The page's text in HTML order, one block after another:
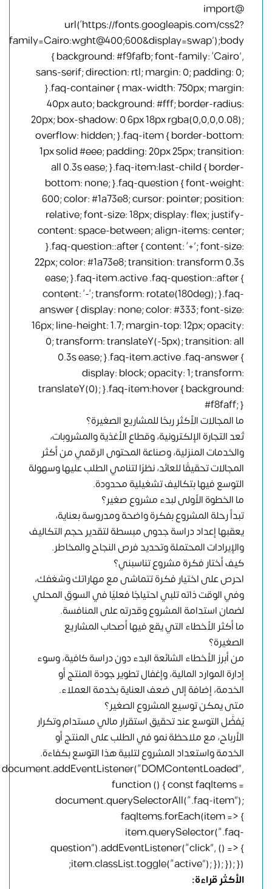
@import
url(‘https://fonts.googleapis.com/css2?
family=Cairo:wght@400;600&display=swap’);body
{ background: #f9fafb; font-family: ‘Cairo’,
sans-serif; direction: rtl; margin: 0; padding: 0;
}.faq-container { max-width: 750px; margin:
40px auto; background: #fff; border-radius:
20px; box-shadow: 0 6px 18px rgba(0,0,0,0.08);
overflow: hidden; }.faq-item { border-bottom:
1px solid #eee; padding: 20px 25px; transition:
all 0.3s ease; }.faq-item:last-child { border-
bottom: none; }.faq-question { font-weight:
600; color: #1a73e8; cursor: pointer; position:
relative; font-size: 18px; display: flex; justify-
content: space-between; align-items: center;
}.faq-question::after { content: ‘+’; font-size:
22px; color: #1a73e8; transition: transform 0.3s
ease; }.faq-item.active .faq-question::after {
content: ‘-‘; transform: rotate(180deg); }.faq-
answer { display: none; color: #333; font-size:
16px; line-height: 1.7; margin-top: 12px; opacity:
0; transform: translateY(-5px); transition: all
0.3s ease; }.faq-item.active .faq-answer {
display: block; opacity: 1; transform:
translateY(0); }.faq-item:hover { background:
#f8faff; }
ما المجالات الأكثر ربحًا للمشاريع الصغيرة؟
تُعد التجارة الإلكترونية، وقطاع الأغذية والمشروبات،
والخدمات المنزلية، وصناعة المحتوى الرقمي من أكثر
المجالات تحقيقًا للعائد، نظرًا لتنامي الطلب عليها وسهولة
التوسع فيها بتكاليف تشغيلية محدودة.
ما الخطوة الأولى لبدء مشروع صغير؟
تبدأ رحلة المشروع بفكرة واضحة ومدروسة بعناية،
يعقبها إعداد دراسة جدوى مبسطة لتقدير حجم التكاليف
والإيرادات المحتملة وتحديد فرص النجاح والمخاطر.
كيف أختار فكرة مشروع تناسبني؟
احرص على اختيار فكرة تتماشى مع مهاراتك وشغفك،
وفي الوقت ذاته تلبي احتياجًا فعليًا في السوق المحلي
لضمان استدامة المشروع وقدرته على المنافسة.
ما أكثر الأخطاء التي يقع فيها أصحاب المشاريع
الصغيرة؟
من أبرز الأخطاء الشائعة البدء دون دراسة كافية، وسوء
إدارة الموارد المالية، وإغفال تطوير جودة المنتج أو
الخدمة، إضافة إلى ضعف العناية بخدمة العملاء.
متى يمكن توسيع المشروع الصغير؟
يُفضَّل التوسع عند تحقيق استقرار مالي مستدام وتكرار
الأرباح، مع ملاحظة نمو في الطلب على المنتج أو
الخدمة واستعداد المشروع لتلبية هذا التوسع بكفاءة.
document.addEventListener(“DOMContentLoaded”,
function () { const faqItems =
document.querySelectorAll(“.faq-item”);
faqItems.forEach(item => {
item.querySelector(“.faq-
question”).addEventListener(“click”, () => {
item.classList.toggle(“active”); }); }); });
الأكثر قراءة: